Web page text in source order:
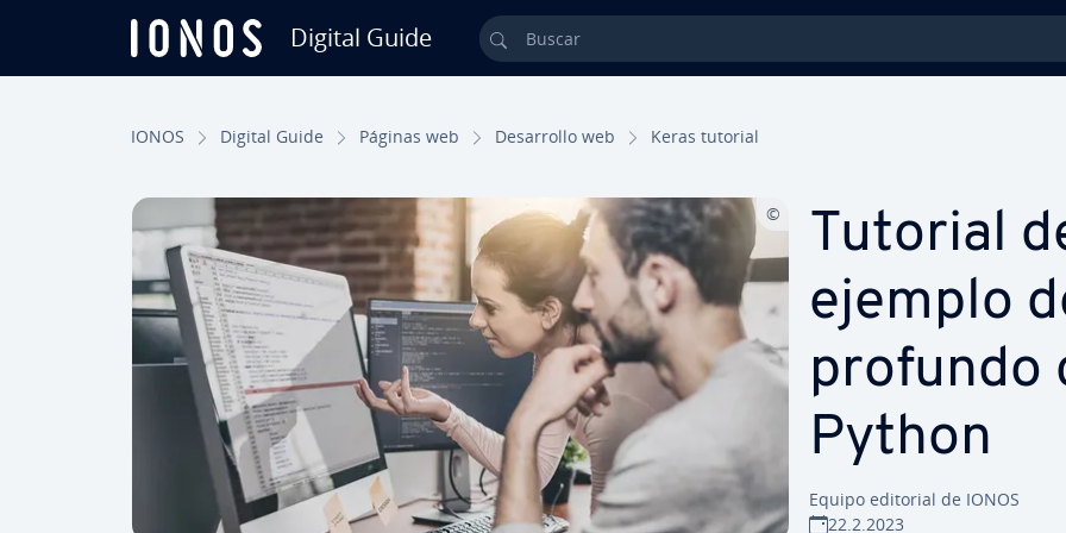
Digital Guide Buscar
IONOS Digital Guide Páginas web De­sa­rro­llo web Keras tutorial
Tutorial
ejemplo
profundo
Python
Equipo editorial de IONOS
22.2.2023